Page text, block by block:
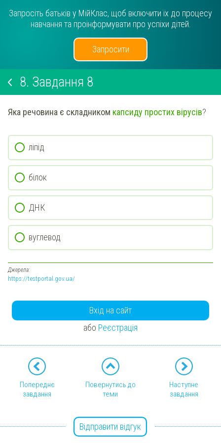
Запросіть батьків у МійКлас, щоб включити їх до процесу
навчання та проінформувати про успіхи дітей.
Запросити
8. Завдання 8
Яка речовина є складником капсиду простих вірусів?
ліпід
білок
ДНК
вуглевод
Джерела:
https://testportal.gov.ua/
Вхід на сайт
або Реєстрація
Попереднє
завдання
Повернутись до
теми
Наступне
завдання
Відправити відгук